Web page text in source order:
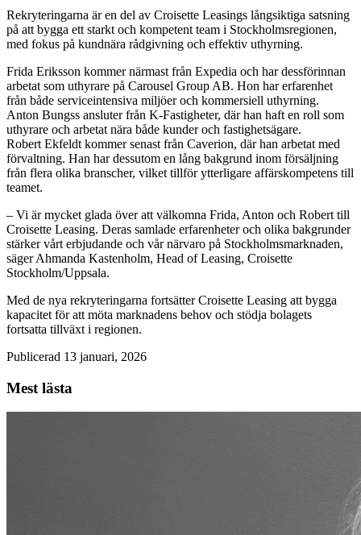
Rekryteringarna är en del av Croisette Leasings långsiktiga satsning
på att bygga ett starkt och kompetent team i Stockholmsregionen,
med fokus på kundnära rådgivning och effektiv uthyrning.
Frida Eriksson kommer närmast från Expedia och har dessförinnan
arbetat som uthyrare på Carousel Group AB. Hon har erfarenhet
från både serviceintensiva miljöer och kommersiell uthyrning.
Anton Bungss ansluter från K-Fastigheter, där han haft en roll som
uthyrare och arbetat nära både kunder och fastighetsägare.
Robert Ekfeldt kommer senast från Caverion, där han arbetat med
förvaltning. Han har dessutom en lång bakgrund inom försäljning
från flera olika branscher, vilket tillför ytterligare affärskompetens till
teamet.
– Vi är mycket glada över att välkomna Frida, Anton och Robert till
Croisette Leasing. Deras samlade erfarenheter och olika bakgrunder
stärker vårt erbjudande och vår närvaro på Stockholmsmarknaden,
säger Ahmanda Kastenholm, Head of Leasing, Croisette
Stockholm/Uppsala.
Med de nya rekryteringarna fortsätter Croisette Leasing att bygga
kapacitet för att möta marknadens behov och stödja bolagets
fortsatta tillväxt i regionen.
Publicerad 13 januari, 2026
Mest lästa